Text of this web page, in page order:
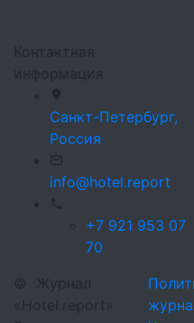
Контактная
информация
Санкт-Петербург,
Россия
info@hotel.report
+7 921 953 07
70
©
Журнал
«Hotel.report»